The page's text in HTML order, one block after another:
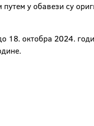
у обавези су
18. октобра 2024.